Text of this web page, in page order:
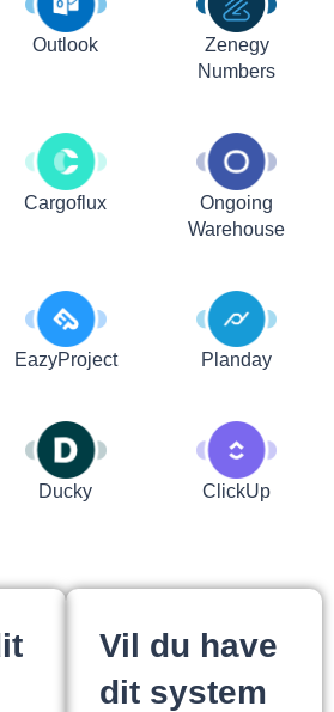
Outlook
Zenegy
Numbers
Cargoflux
Ongoing
Warehouse
EazyProject Planday
Ducky ClickUp
Vil du have
dit system